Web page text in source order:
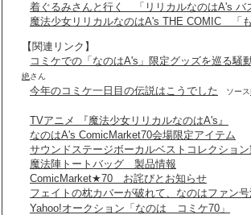
着ぐるみさんと行く 「リリカルなのはA's バ
魔法少女リリカルなのはA's THE COMIC 「
【関連リンク】
コミケでの「なのはA's」限定グッズを巡る騒
絶さん
今年のコミケ一日目の伝説はこうでした ソース
TVアニメ 『魔法少女リリカルなのはA's』
なのはA's ComicMarket70会場限定アイテム
サウンドステージボーカルベストコレクショ
魔法陣トートバッグ 製品情報
ComicMarket★70 お詫びとお知らせ
フェイトの枕カバーが破れて、なのはファン
Yahoo!オークション「なのは コミケ70」